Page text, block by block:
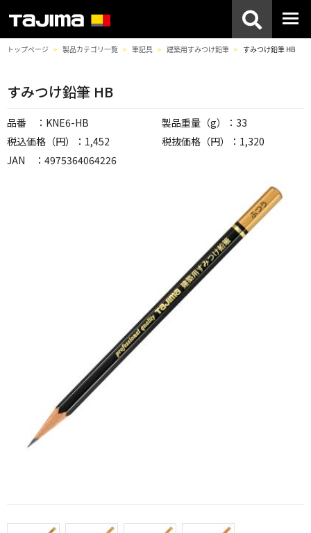
トップページ 製品カテゴリ一覧 筆記具 建築用すみつけ鉛筆 すみつけ鉛筆 HB
すみつけ鉛筆 HB
品番 ：KNE6-HB
製品重量（g）：33
税込価格（円）：1,452
税抜価格（円）：1,320
JAN ：4975364064226